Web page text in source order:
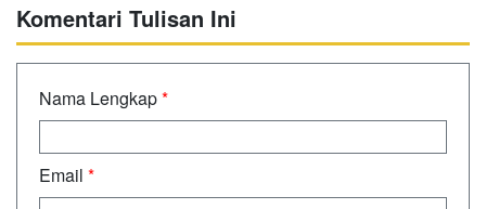
Komentari Tulisan Ini
Nama Lengkap*
Email *